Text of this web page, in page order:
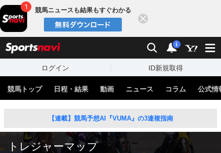
競馬ニュースも結果もすぐわかる
検索 通知
i
ログイン ID新規取得
競馬トップ 日程・結果 動画 ニュース コラム 公式情
【連載】競馬予想AI『VUMA』の3連複指南
トレジャーマップ